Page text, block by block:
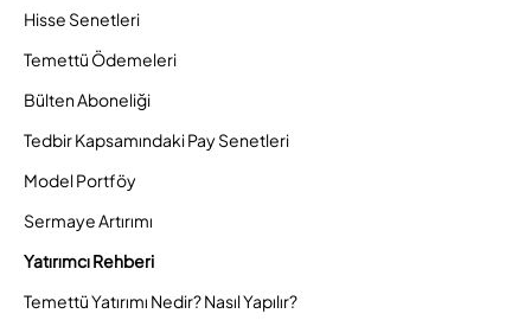
Hisse Senetleri
Temettü Ödemeleri
Bülten Aboneliği
Tedbir Kapsamındaki Pay Senetleri
Model Portföy
Sermaye Artırımı
Yatırımcı Rehberi
Temettü Yatırımı Nedir? Nasıl Yapılır?